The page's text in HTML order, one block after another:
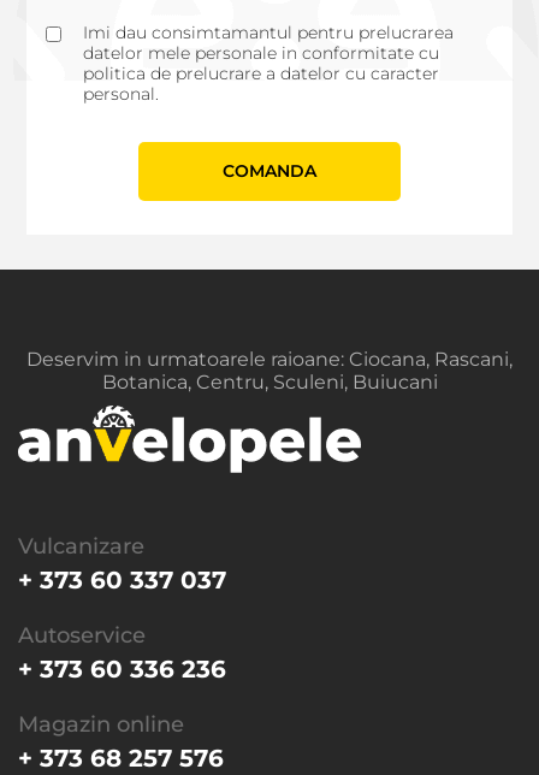
Imi dau consimtamantul pentru prelucrarea
datelor mele personale in conformitate cu
politica de prelucrare a datelor cu caracter
personal.
СOMANDA
Deservim in urmatoarele raioane: Ciocana, Rascani,
Botanica, Centru, Sculeni, Buiucani
Vulcanizare
+ 373 60 337 037
Autoservice
+ 373 60 336 236
Magazin online
+ 373 68 257 576